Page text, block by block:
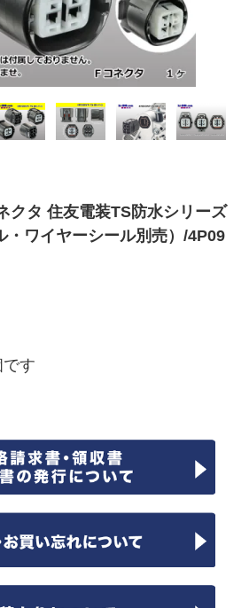
クタ 住友電装TS防水シリーズ
・ワイヤーシール別売）/4P09
す